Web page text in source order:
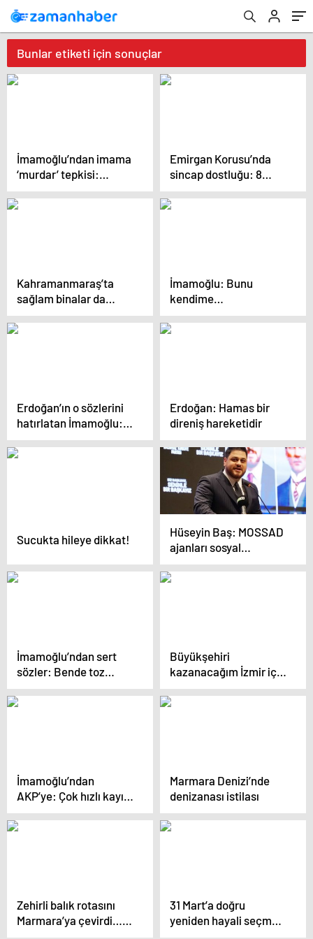
Bunlar etiketi için sonuçlar
İmamoğlu’ndan imama
‘murdar’ tepkisi:
Bunların nesli
tükendi…
Emirgan Korusu’nda
sincap dostluğu: 8
yıldır aynı sevgi
Kahramanmaraş’ta
sağlam binalar da
yıkılacak
İmamoğlu: Bunu
kendime
yediremiyorum…
Erdoğan’ın o sözlerini
hatırlatan İmamoğlu:
Hepimizin başına dert
oldu
Erdoğan: Hamas bir
direniş hareketidir
Sucukta hileye dikkat!
Hüseyin Baş: MOSSAD
ajanları sosyal
medyada hoca
kılığında vaaz verip
İmamoğlu’ndan sert
sözler: Bende toz
zerresi kadar leke
bırakmaz, işinize bakın
Büyükşehiri
kazanacağım İzmir için
projelerim hazır
İmamoğlu’ndan
AKP’ye: Çok hızlı kayış
attılar
Marmara Denizi’nde
denizanası istilası
Zehirli balık rotasını
Marmara’ya çevirdi…
Nisan ayına dikkat!
31 Mart’a doğru
yeniden hayali seçmen
alarmı